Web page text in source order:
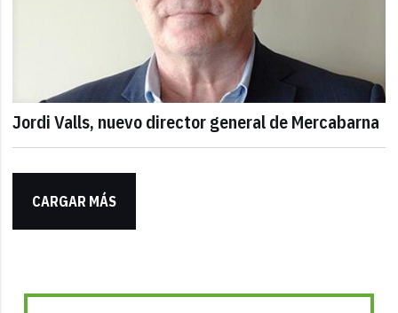
Jordi Valls, nuevo director general de Mercabarna
CARGAR MÁS